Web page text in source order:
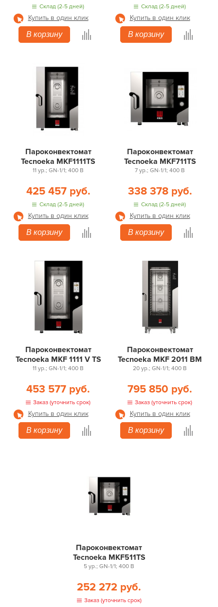
Склад (2-5 дней)
Купить в один клик
В корзину
Склад (2-5 дней)
Купить в один клик
В корзину
Пароконвектомат
Tecnoeka MKF1111TS
11 ур.; GN-1/1; 400 В
425 457 руб.
Склад (2-5 дней)
Купить в один клик
В корзину
Пароконвектомат
Tecnoeka MKF711TS
7 ур.; GN-1/1; 400 В
338 378 руб.
Склад (2-5 дней)
Купить в один клик
В корзину
Пароконвектомат
Tecnoeka MKF 1111 V TS
11 ур.; GN-1/1; 400 В
453 577 руб.
Заказ (уточнить срок)
Купить в один клик
В корзину
Пароконвектомат
Tecnoeka MKF 2011 BM
20 ур.; GN-1/1; 400 В
795 850 руб.
Заказ (уточнить срок)
Купить в один клик
В корзину
Пароконвектомат
Tecnoeka MKF511TS
5 ур.; GN-1/1; 400 В
252 272 руб.
Заказ (уточнить срок)